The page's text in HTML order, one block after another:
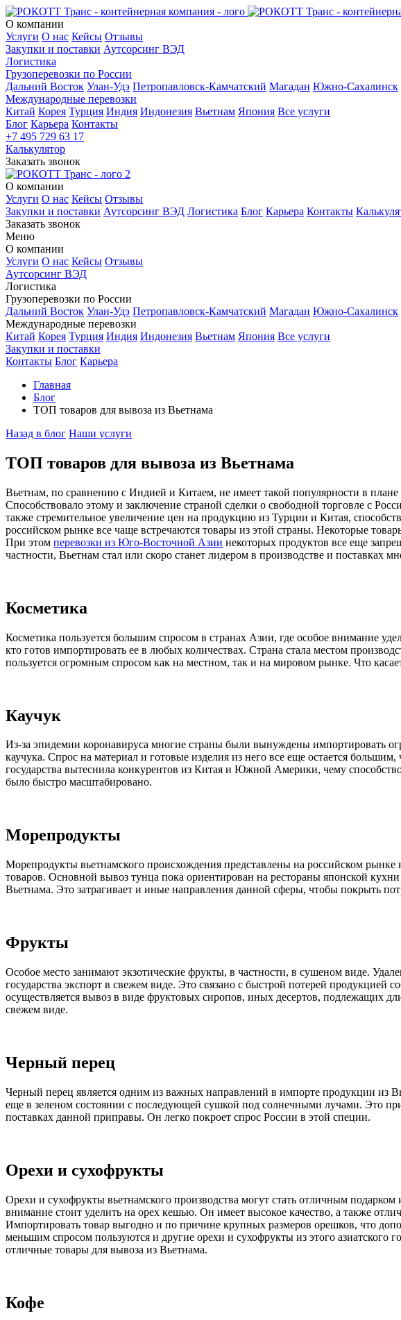
О компании
Услуги О нас Кейсы Отзывы
Закупки и поставки Аутсорсинг ВЭД
Логистика
Грузоперевозки по России
Дальний Восток Улан-Удэ Петропавловск-Камчатский Магадан Южно-Сахалинск
Международные перевозки
Китай Корея Турция Индия Индонезия Вьетнам Япония Все услуги
Блог Карьера Контакты
+7 495 729 63 17
Калькулятор
Заказать звонок
О компании
Услуги О нас Кейсы Отзывы
Закупки и поставки Аутсорсинг ВЭД Логистика Блог Карьера Контакты
Заказать звонок
Меню
О компании
Услуги О нас Кейсы Отзывы
Аутсорсинг ВЭД
Логистика
Грузоперевозки по России
Дальний Восток Улан-Удэ Петропавловск-Камчатский Магадан Южно-Сахалинск
Международные перевозки
Китай Корея Турция Индия Индонезия Вьетнам Япония Все услуги
Закупки и поставки
Контакты Блог Карьера
Главная
Блог
ТОП товаров для вывоза из Вьетнама
Назад в блог Наши услуги
ТОП товаров для вывоза из Вьетнама
Вьетнам, по сравнению с Индией и Китаем, не имеет такой популярности в
Способствовало этому и заключение страной сделки о свободной торговле с
также стремительное увеличение цен на продукцию из Турции и Китая,
российском рынке все чаще встречаются товары из этой страны. Некоторые
При этом перевозки из Юго-Восточной Азии некоторых продуктов все еще
частности, Вьетнам стал или скоро станет лидером в производстве и
Косметика
Косметика пользуется большим спросом в странах Азии, где особое внимание
кто готов импортировать ее в любых количествах. Страна стала местом
пользуется огромным спросом как на местном, так и на мировом рынке. Что
Каучук
Из-за эпидемии коронавируса многие страны были вынуждены импортировать
каучука. Спрос на материал и готовые изделия из него все еще остается
государства вытеснила конкурентов из Китая и Южной Америки, чему
было быстро масштабировано.
Морепродукты
Морепродукты вьетнамского происхождения представлены на российском
товаров. Основной вывоз тунца пока ориентирован на рестораны японской
Вьетнама. Это затрагивает и иные направления данной сферы, чтобы покрыть
Фрукты
Особое место занимают экзотические фрукты, в частности, в сушеном виде.
государства экспорт в свежем виде. Это связано с быстрой потерей
осуществляется вывоз в виде фруктовых сиропов, иных десертов, подлежащих
свежем виде.
Черный перец
Черный перец является одним из важных направлений в импорте продукции из
еще в зеленом состоянии с последующей сушкой под солнечными лучами. Это
поставках данной приправы. Он легко покроет спрос России в этой специи.
Орехи и сухофрукты
Орехи и сухофрукты вьетнамского производства могут стать отличным
внимание стоит уделить на орех кешью. Он имеет высокое качество, а также
Импортировать товар выгодно и по причине крупных размеров орешков, что
меньшим спросом пользуются и другие орехи и сухофрукты из этого азиатского
отличные товары для вывоза из Вьетнама.
Кофе